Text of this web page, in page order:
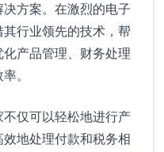
方案。在激烈的电子
行业领先的技术，帮
产品管理、财务处理
。
仅可以轻松地进行产
地处理付款和税务相